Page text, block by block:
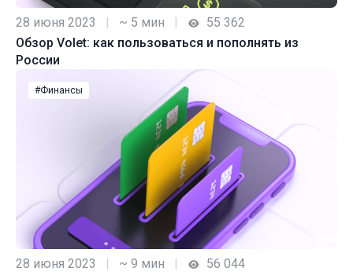
28 июня 2023 | ~ 5 мин |
55 362
Обзор Volet: как пользоваться и пополнять из
России
#Финансы
28 июня 2023 | ~ 9 мин |
56 044